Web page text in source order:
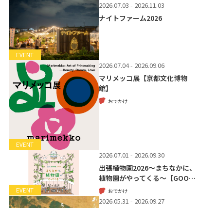
EVENT
2026.07.03 - 2026.11.03
ナイトファーム2026
EVENT
2026.07.04 - 2026.09.06
マリメッコ展【京都文化博物
館】
おでかけ
EVENT
2026.07.01 - 2026.09.30
出張植物園2026～まちなかに、
植物園がやってくる～【GOO…
おでかけ
2026.05.31 - 2026.09.27